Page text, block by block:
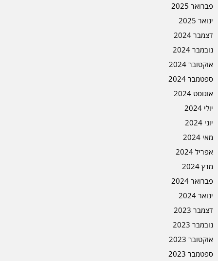
פברואר 2025
ינואר 2025
דצמבר 2024
נובמבר 2024
אוקטובר 2024
ספטמבר 2024
אוגוסט 2024
יולי 2024
יוני 2024
מאי 2024
אפריל 2024
מרץ 2024
פברואר 2024
ינואר 2024
דצמבר 2023
נובמבר 2023
אוקטובר 2023
ספטמבר 2023